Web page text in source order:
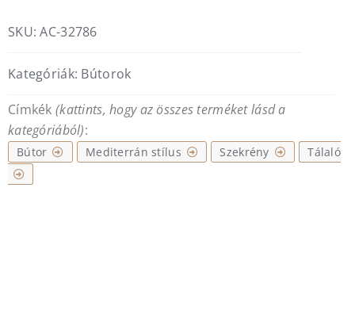
mennyiség
SKU:AC-32786
Kategóriák: Bútorok
Címkék (kattints, hogy az összes terméket lásd a
kategóriából):
Bútor Mediterrán stílus Szekrény Tálaló